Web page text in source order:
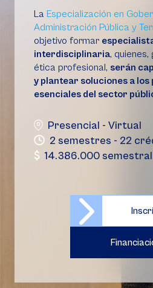
La Especialización en
Administración Pública y
objetivo formar
interdisciplinaria, quienes,
ética profesional, serán
y plantear soluciones a los
esenciales del sector
2 semestres - 22
Presencial - Virtual
14.386.000 semestral